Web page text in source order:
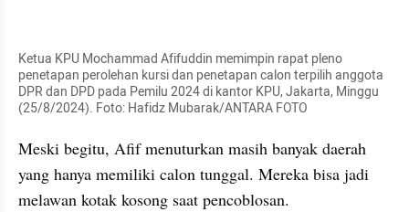
Ketua KPU Mochammad Afifuddin memimpin rapat pleno
penetapan perolehan kursi dan penetapan calon terpilih anggota
DPR dan DPD pada Pemilu 2024 di kantor KPU, Jakarta, Minggu
(25/8/2024). Foto: Hafidz Mubarak/ANTARA FOTO
Meski begitu, Afif menuturkan masih banyak daerah
yang hanya memiliki calon tunggal. Mereka bisa jadi
melawan kotak kosong saat pencoblosan.